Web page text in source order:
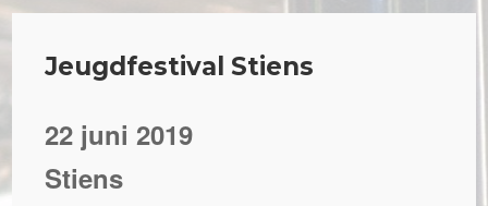
Jeugdfestival Stiens
22 juni 2019
Stiens